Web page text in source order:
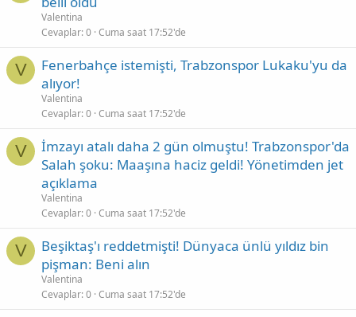
Valentina
Cevaplar 0 Cuma saat 17:52'de
V
Fenerbahçe istemişti, Trabzonspor Lukaku'yu da
alıyor!
Valentina
Cevaplar 0 Cuma saat 17:52'de
V
İmzayı atalı daha 2 gün olmuştu! Trabzonspor'da
Salah şoku: Maaşına haciz geldi! Yönetimden jet
açıklama
Valentina
Cevaplar 0 Cuma saat 17:52'de
V
Beşiktaş'ı reddetmişti! Dünyaca ünlü yıldız bin
pişman: Beni alın
Valentina
Cevaplar 0 Cuma saat 17:52'de